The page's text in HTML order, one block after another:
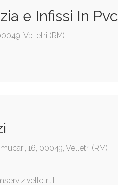
e Infissi In Pvc
Velletri (RM)
16, 00049, Velletri (RM)